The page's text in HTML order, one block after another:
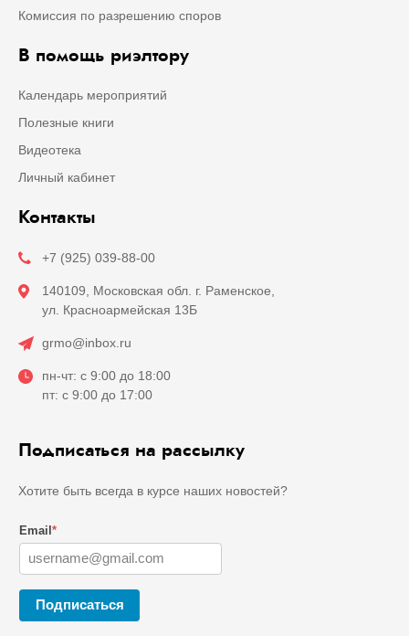
Комиссия по разрешению споров
В помощь риэлтору
Календарь мероприятий
Полезные книги
Видеотека
Личный кабинет
Контакты
+7 (925) 039-88-00
140109, Московская обл. г. Раменское,
ул. Красноармейская 13Б
grmo@inbox.ru
пн-чт: с 9:00 до 18:00
пт: с 9:00 до 17:00
Подписаться на рассылку
Хотите быть всегда в курсе наших новостей?
Email *
Подписаться